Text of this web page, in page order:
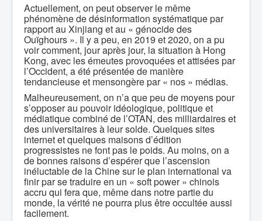
Actuellement, on peut observer le même
phénomène de désinformation systématique par
rapport au Xinjiang et au « génocide des
Ouïghours ». Il y a peu, en 2019 et 2020, on a pu
voir comment, jour après jour, la situation à Hong
Kong, avec les émeutes provoquées et attisées par
l’Occident, a été présentée de manière
tendancieuse et mensongère par « nos » médias.
Malheureusement, on n’a que peu de moyens pour
s’opposer au pouvoir idéologique, politique et
médiatique combiné de l’OTAN, des milliardaires et
des universitaires à leur solde. Quelques sites
internet et quelques maisons d’édition
progressistes ne font pas le poids. Au moins, on a
de bonnes raisons d’espérer que l’ascension
inéluctable de la Chine sur le plan international va
finir par se traduire en un « soft power » chinois
accru qui fera que, même dans notre partie du
monde, la vérité ne pourra plus être occultée aussi
facilement.